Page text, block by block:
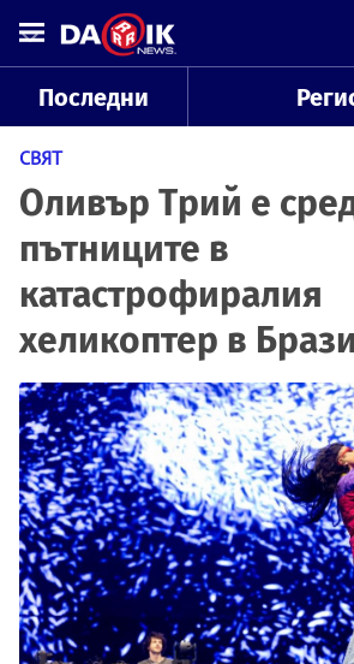
Последни
СВЯТ
Оливър Трий е
пътниците в
катастрофиралия
хеликоптер в